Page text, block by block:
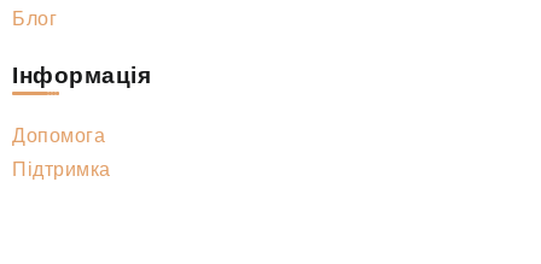
Блог
Інформація
Допомога
Підтримка